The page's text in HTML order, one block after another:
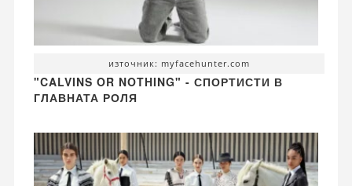
източник: myfacehunter.com
"CALVINS OR NOTHING" - СПОРТИСТИ В
ГЛАВНАТА РОЛЯ